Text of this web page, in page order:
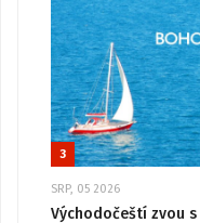
3
SRP, 05 2026
Východočeští zvou